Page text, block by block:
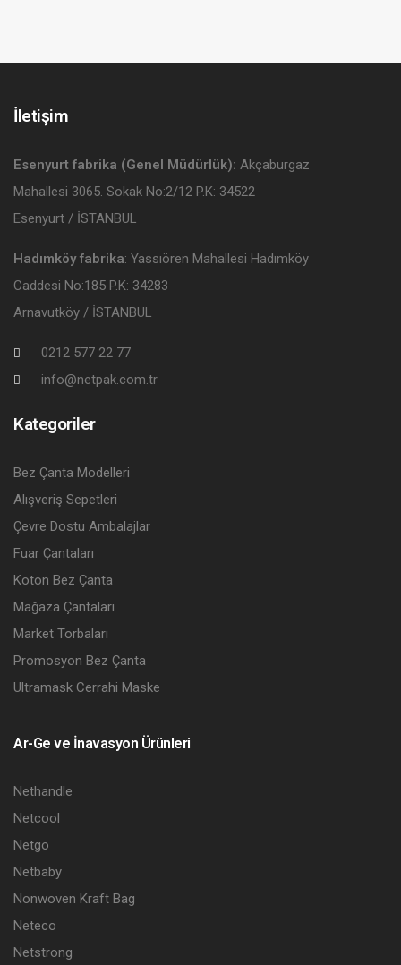
Ar-Ge ve İnavasyon Ürünleri
Nethandle
Netcool
Netgo
Netbaby
Nonwoven Kraft Bag
Neteco
Netstrong
Kategoriler
Bez Çanta Modelleri
Alışveriş Sepetleri
Çevre Dostu Ambalajlar
Fuar Çantaları
Koton Bez Çanta
Mağaza Çantaları
Market Torbaları
Promosyon Bez Çanta
Ultramask Cerrahi Maske
İletişim
Esenyurt fabrika (Genel Müdürlük): Akçaburgaz
Mahallesi 3065. Sokak No:2/12 P.K: 34522
Esenyurt / İSTANBUL
Hadımköy fabrika: Yassıören Mahallesi Hadımköy
Caddesi No:185 P.K: 34283
Arnavutköy / İSTANBUL
0212 577 22 77
info@netpak.com.tr